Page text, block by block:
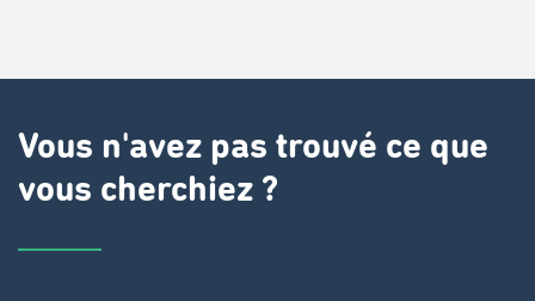
Vous n'avez pas trouvé ce que
vous cherchiez ?